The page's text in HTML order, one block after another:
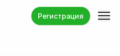
Регистрация